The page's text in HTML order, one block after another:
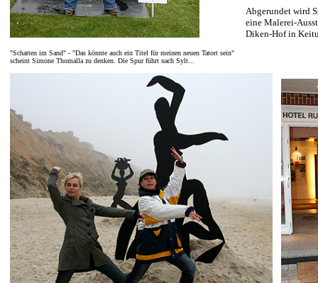
"Schatten im Sand" - "Das könnte auch ein Titel für meinen neuen Tatort sein"
scheint Simone Thomalla zu denken. Die Spur führt nach Sylt...
Abgerundet wird
eine Malerei-
Diken-Hof in